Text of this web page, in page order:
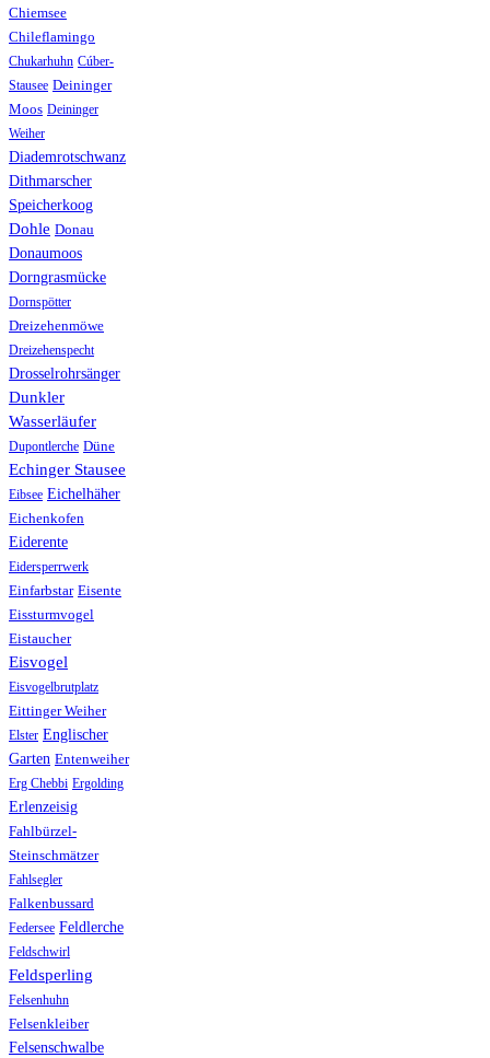
Chiemsee
Chileflamingo
Chukarhuhn Cúber-
Stausee Deininger
Moos Deininger
Weiher
Diademrotschwanz
Dithmarscher
Speicherkoog
Dohle Donau
Donaumoos
Dorngrasmücke
Dornspötter
Dreizehenmöwe
Dreizehenspecht
Drosselrohrsänger
Dunkler
Wasserläufer
Dupontlerche Düne
Echinger Stausee
Eibsee Eichelhäher
Eichenkofen
Eiderente
Eidersperrwerk
Einfarbstar Eisente
Eissturmvogel
Eistaucher
Eisvogel
Eisvogelbrutplatz
Eittinger Weiher
Elster Englischer
Garten Entenweiher
Erg Chebbi Ergolding
Erlenzeisig
Fahlbürzel-
Steinschmätzer
Fahlsegler
Falkenbussard
Federsee Feldlerche
Feldschwirl
Feldsperling
Felsenhuhn
Felsenkleiber
Felsenschwalbe